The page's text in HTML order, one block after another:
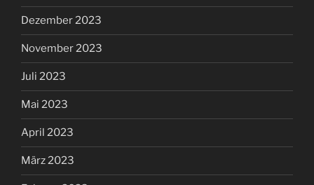
Dezember 2023
November 2023
Juli 2023
Mai 2023
April 2023
März 2023